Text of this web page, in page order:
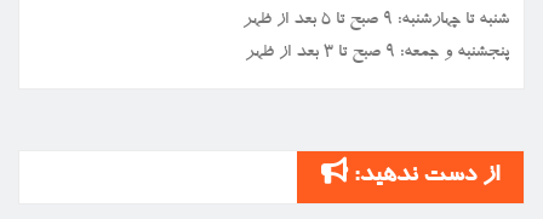
شنبه تا چهارشنبه: ۹ صبح تا ۵ بعد از ظهر
پنجشنبه و جمعه: ۹ صبح تا ۳ بعد از ظهر
از دست ندهید: